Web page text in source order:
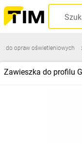
do opraw oświetleniowych
Zawieszka do profilu